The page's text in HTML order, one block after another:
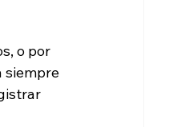
o por
siempre